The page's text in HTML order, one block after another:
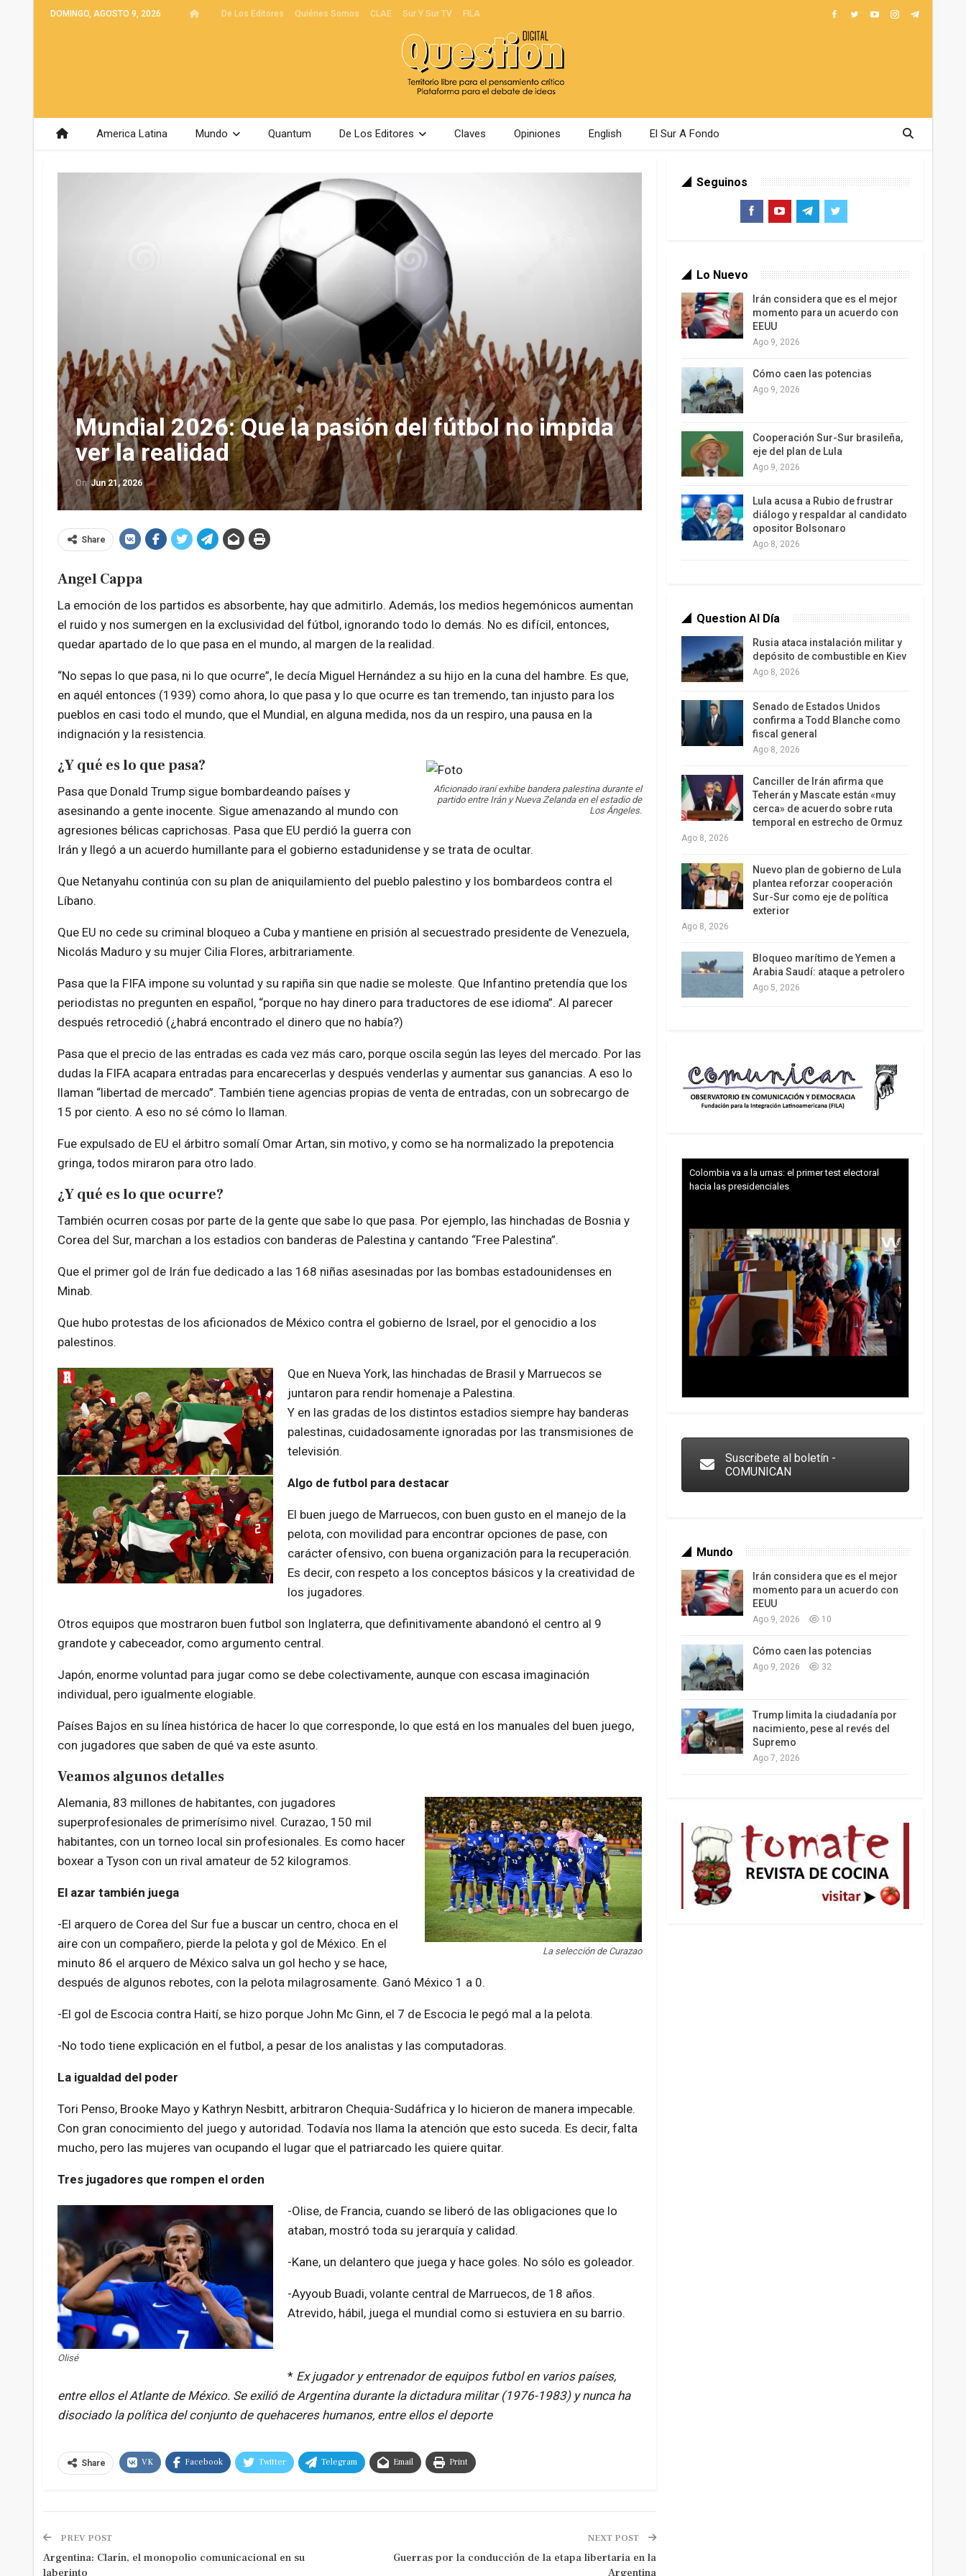
DOMINGO, AGOSTO 9, 2026 De Los Editores Quiénes Somos CLAE Sur Y Sur TV FILA
America Latina Mundo Quantum De Los Editores Claves Opiniones English El Sur A Fondo
Mundial 2026: Que la pasión del fútbol no impida
ver la realidad
On Jun 21, 2026
Share
Angel Cappa
La emoción de los partidos es absorbente, hay que admitirlo. Además, los medios hegemónicos aumentan
el ruido y nos sumergen en la exclusividad del fútbol, ignorando todo lo demás. No es difícil, entonces,
quedar apartado de lo que pasa en el mundo, al margen de la realidad.
“No sepas lo que pasa, ni lo que ocurre”, le decía Miguel Hernández a su hijo en la cuna del hambre. Es que,
en aquél entonces (1939) como ahora, lo que pasa y lo que ocurre es tan tremendo, tan injusto para los
pueblos en casi todo el mundo, que el Mundial, en alguna medida, nos da un respiro, una pausa en la
indignación y la resistencia.
Aficionado iraní exhibe bandera palestina durante el
partido entre Irán y Nueva Zelanda en el estadio de
Los Ángeles.
¿Y qué es lo que pasa?
Pasa que Donald Trump sigue bombardeando países y
asesinando a gente inocente. Sigue amenazando al mundo con
agresiones bélicas caprichosas. Pasa que EU perdió la guerra con
Irán y llegó a un acuerdo humillante para el gobierno estadunidense y se trata de ocultar.
Que Netanyahu continúa con su plan de aniquilamiento del pueblo palestino y los bombardeos contra el
Líbano.
Que EU no cede su criminal bloqueo a Cuba y mantiene en prisión al secuestrado presidente de Venezuela,
Nicolás Maduro y su mujer Cilia Flores, arbitrariamente.
Pasa que la FIFA impone su voluntad y su rapiña sin que nadie se moleste. Que Infantino pretendía que los
periodistas no pregunten en español, “porque no hay dinero para traductores de ese idioma”. Al parecer
después retrocedió (¿habrá encontrado el dinero que no había?)
Pasa que el precio de las entradas es cada vez más caro, porque oscila según las leyes del mercado. Por las
dudas la FIFA acapara entradas para encarecerlas y después venderlas y aumentar sus ganancias. A eso lo
llaman “libertad de mercado”. También tiene agencias propias de venta de entradas, con un sobrecargo de
15 por ciento. A eso no sé cómo lo llaman.
Fue expulsado de EU el árbitro somalí Omar Artan, sin motivo, y como se ha normalizado la prepotencia
gringa, todos miraron para otro lado.
¿Y qué es lo que ocurre?
También ocurren cosas por parte de la gente que sabe lo que pasa. Por ejemplo, las hinchadas de Bosnia y
Corea del Sur, marchan a los estadios con banderas de Palestina y cantando “Free Palestina”.
Que el primer gol de Irán fue dedicado a las 168 niñas asesinadas por las bombas estadounidenses en
Minab.
Que hubo protestas de los aficionados de México contra el gobierno de Israel, por el genocidio a los
palestinos.
Que en Nueva York, las hinchadas de Brasil y Marruecos se
juntaron para rendir homenaje a Palestina.
Y en las gradas de los distintos estadios siempre hay banderas
palestinas, cuidadosamente ignoradas por las transmisiones de
televisión.
Algo de futbol para destacar
El buen juego de Marruecos, con buen gusto en el manejo de la
pelota, con movilidad para encontrar opciones de pase, con
carácter ofensivo, con buena organización para la recuperación.
Es decir, con respeto a los conceptos básicos y la creatividad de
los jugadores.
Otros equipos que mostraron buen futbol son Inglaterra, que definitivamente abandonó el centro al 9
grandote y cabeceador, como argumento central.
Japón, enorme voluntad para jugar como se debe colectivamente, aunque con escasa imaginación
individual, pero igualmente elogiable.
Países Bajos en su línea histórica de hacer lo que corresponde, lo que está en los manuales del buen juego,
con jugadores que saben de qué va este asunto.
Veamos algunos detalles
La selección de Curazao
Alemania, 83 millones de habitantes, con jugadores
superprofesionales de primerísimo nivel. Curazao, 150 mil
habitantes, con un torneo local sin profesionales. Es como hacer
boxear a Tyson con un rival amateur de 52 kilogramos.
El azar también juega
-El arquero de Corea del Sur fue a buscar un centro, choca en el
aire con un compañero, pierde la pelota y gol de México. En el
minuto 86 el arquero de México salva un gol hecho y se hace,
después de algunos rebotes, con la pelota milagrosamente. Ganó México 1 a 0.
-El gol de Escocia contra Haití, se hizo porque John Mc Ginn, el 7 de Escocia le pegó mal a la pelota.
-No todo tiene explicación en el futbol, a pesar de los analistas y las computadoras.
La igualdad del poder
Tori Penso, Brooke Mayo y Kathryn Nesbitt, arbitraron Chequia-Sudáfrica y lo hicieron de manera impecable.
Con gran conocimiento del juego y autoridad. Todavía nos llama la atención que esto suceda. Es decir, falta
mucho, pero las mujeres van ocupando el lugar que el patriarcado les quiere quitar.
Tres jugadores que rompen el orden
Olisé
-Olise, de Francia, cuando se liberó de las obligaciones que lo
ataban, mostró toda su jerarquía y calidad.
-Kane, un delantero que juega y hace goles. No sólo es goleador.
-Ayyoub Buadi, volante central de Marruecos, de 18 años.
Atrevido, hábil, juega el mundial como si estuviera en su barrio.
* Ex jugador y entrenador de equipos futbol en varios países,
entre ellos el Atlante de México. Se exilió de Argentina durante la dictadura militar (1976-1983) y nunca ha
disociado la política del conjunto de quehaceres humanos, entre ellos el deporte
Share VK Facebook Twitter Telegram Email Print
PREV POST
Argentina: Clarín, el monopolio comunicacional en su
laberinto
NEXT POST
Guerras por la conducción de la etapa libertaria en la
Argentina
Seguinos
Lo Nuevo
Irán considera que es el mejor
momento para un acuerdo con
EEUU
Ago 9, 2026
Cómo caen las potencias
Ago 9, 2026
Cooperación Sur-Sur brasileña,
eje del plan de Lula
Ago 9, 2026
Lula acusa a Rubio de frustrar
diálogo y respaldar al candidato
opositor Bolsonaro
Ago 8, 2026
Question Al Día
Rusia ataca instalación militar y
depósito de combustible en Kiev
Ago 8, 2026
Senado de Estados Unidos
confirma a Todd Blanche como
fiscal general
Ago 8, 2026
Canciller de Irán afirma que
Teherán y Mascate están «muy
cerca» de acuerdo sobre ruta
temporal en estrecho de Ormuz
Ago 8, 2026
Nuevo plan de gobierno de Lula
plantea reforzar cooperación
Sur-Sur como eje de política
exterior
Ago 8, 2026
Bloqueo marítimo de Yemen a
Arabia Saudí: ataque a petrolero
Ago 5, 2026
Colombia va a la urnas: el primer test electoral
hacia las presidenciales
Suscribete al boletín -
COMUNICAN
Mundo
Irán considera que es el mejor
momento para un acuerdo con
EEUU
Ago 9, 2026 10
Cómo caen las potencias
Ago 9, 2026 32
Trump limita la ciudadanía por
nacimiento, pese al revés del
Supremo
Ago 7, 2026